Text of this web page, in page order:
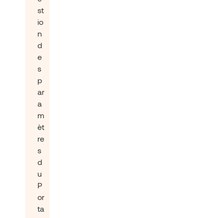
st
io
n
d
e
s
p
ar
a
m
èt
re
s
d
u
P
or
ta